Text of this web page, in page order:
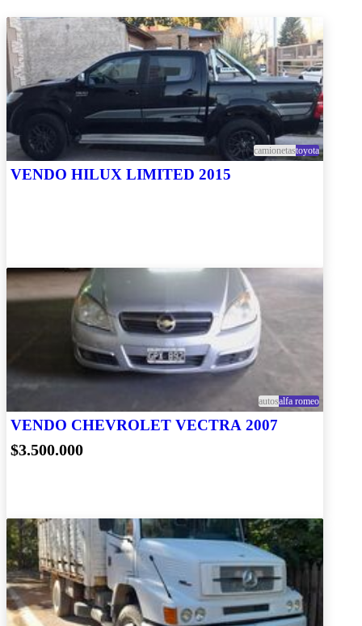
camionetastoyota
VENDO HILUX LIMITED 2015
autosalfa romeo
VENDO CHEVROLET VECTRA 2007
$3.500.000